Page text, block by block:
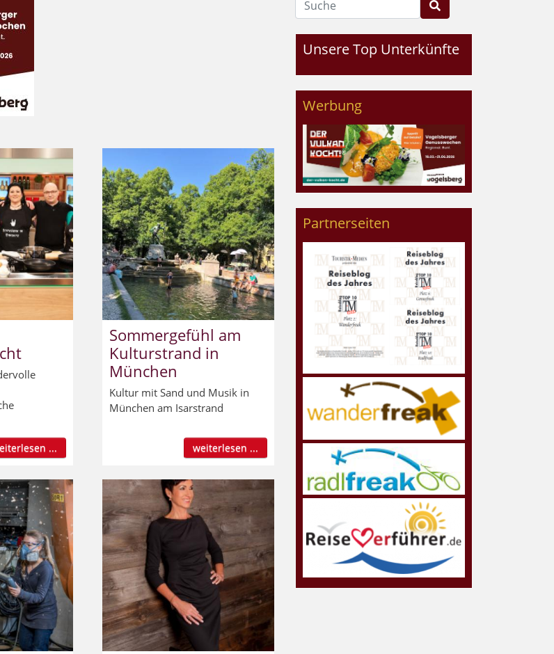
...
Sommergefühl am
Kulturstrand in
München
Kultur mit Sand und Musik in
München am Isarstrand
weiterlesen ...
Unsere Top Unterkünfte
Werbung
Partnerseiten